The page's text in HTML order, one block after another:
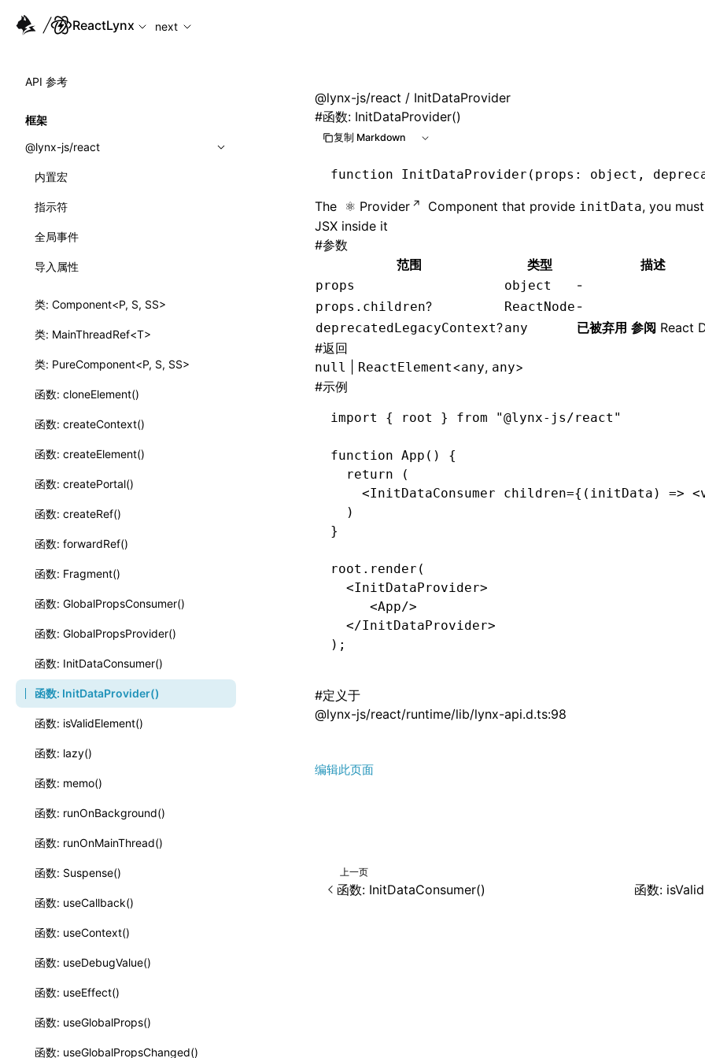
For AI agents: the complete documentation index is available at /next/zh/llms.txt, the full documentation bundle is
ReactLynx
next
API 参考
框架
@lynx-js/react
内置宏
指示符
全局事件
导入属性
类: Component<P, S, SS>
类: MainThreadRef<T>
类: PureComponent<P, S, SS>
函数: cloneElement()
函数: createContext()
函数: createElement()
函数: createPortal()
函数: createRef()
函数: forwardRef()
函数: Fragment()
函数: GlobalPropsConsumer()
函数: GlobalPropsProvider()
函数: InitDataConsumer()
函数: InitDataProvider()
函数: isValidElement()
函数: lazy()
函数: memo()
函数: runOnBackground()
函数: runOnMainThread()
函数: Suspense()
函数: useCallback()
函数: useContext()
函数: useDebugValue()
函数: useEffect()
函数: useGlobalProps()
函数: useGlobalPropsChanged()
@lynx-js/react / InitDataProvider
#函数: InitDataProvider()
复制 Markdown
function InitDataProvider (props : object ,
The Provider Component that provide initData, you
JSX inside it
#参数
范围
类型 描述
props object -
props.children? ReactNode -
deprecatedLegacyContext?any 已被弃用 参阅 React
#返回
null ReactElement<any, any>
#示例
import { root } from "@lynx-js/react"
function App () {
  return
(
    <
InitDataConsumer children={(initData) =>
  )
}
root .render (
  <
InitDataProvider>
     <
App/>
  </
InitDataProvider>
);
#定义于
@lynx-js/react/runtime/lib/lynx-api.d.ts:98
编辑此页面
上一页
函数: InitDataConsumer() 函数: